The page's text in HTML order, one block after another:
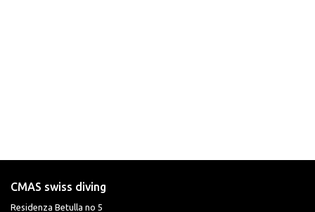
CMAS swiss diving
Residenza Betulla no 5